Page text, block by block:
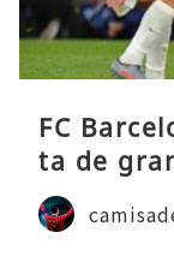
FC
ta de
-época